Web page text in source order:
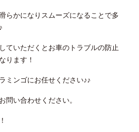
らかになりスムーズになることで多
ていただくとお車のトラブルの防止
ります！
ミンゴにお任せください♪♪
問い合わせください。